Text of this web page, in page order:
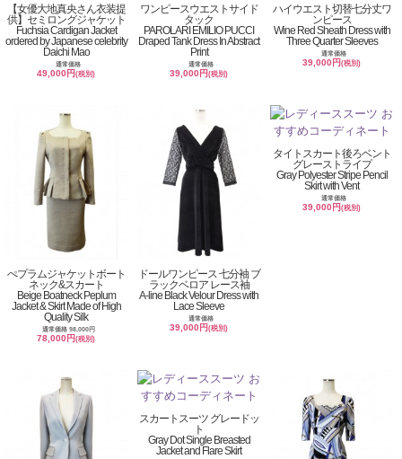
【女優大地真央さん衣装提
供】セミロングジャケット
Fuchsia Cardigan Jacket
ordered by Japanese celebrity
Daichi Mao
通常価格
49,000円(税別)
ワンピースウエストサイド
タック
PAROLARI EMILIO PUCCI
Draped Tank Dress In Abstract
Print
通常価格
39,000円(税別)
ハイウエスト切替七分丈ワ
ンピース
Wine Red Sheath Dress with
Three Quarter Sleeves
通常価格
39,000円(税別)
ぺプラムジャケットボート
ネック&スカート
Beige Boatneck Peplum
Jacket & Skirt Made of High
Quality Silk
通常価格 98,000円
78,000円(税別)
ドールワンピース 七分袖 ブ
ラックベロア レース袖
A-line Black Velour Dress with
Lace Sleeve
通常価格
39,000円(税別)
タイトスカート後ろベント
グレーストライプ
Gray Polyester Stripe Pencil
Skirt with Vent
通常価格
39,000円(税別)
スカートスーツ グレードッ
ト
Gray Dot Single Breasted
Jacket and Flare Skirt